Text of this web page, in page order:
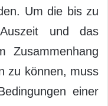
Um die bis zu
und das
Zusammenhang
zu können, muss
einer